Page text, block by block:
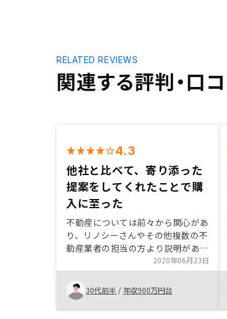
関連する評判・口
RELATED REVIEWS
4.3
他社と比べて、寄り添った
提案をしてくれたことで購
入に至った
不動産については前々から関心があ
り、リノシーさんやその他複数の不
動産業者の担当の方より説明があり
ました。ただ、不動産については分
からないことが多く不安はありまし
たが、担当の方が親身になり繰り返
し説明していただけたことにとても
好感を持ちました。また、他社の担
2020年06月23日
30代前半 / 年収900万円台